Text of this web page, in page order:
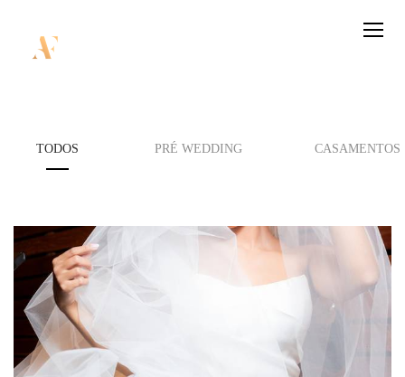
TODOS PRÉ WEDDING CASAMENTOS